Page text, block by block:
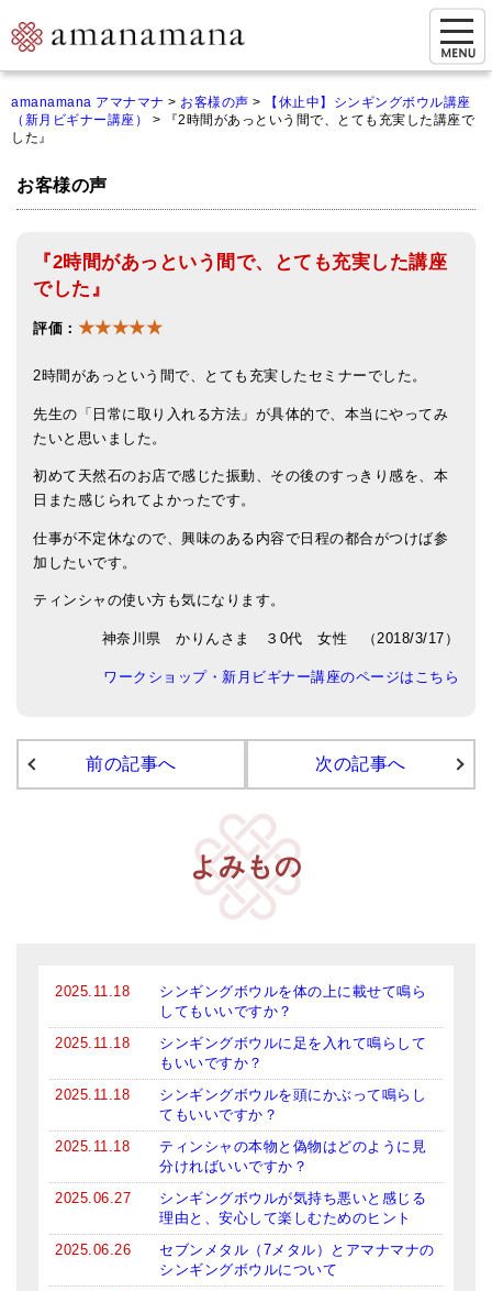
マイページ
ご来店予約（実店舗）
オンライン相談&購入
カートを見る
商品一覧
アマナマナのシンギングボウル
チベット・シンギングボウル
お得なアマナマナ・セット
スティック・マレット・リング（台座）
チベット・真マントラ香
お香定期購入（ラクとくサブスク）
チベット高僧のオラクルカード
ベル＆ドルジェ
シンギングボウル入門本・CD
amanamana アマナマナ > お客様の声 >
【休止中】シンギングボウル講座
（新月ビギナー講座）
>
『2時間があっという間で、とても充実した講座で
した』
お客様の声
『2時間があっという間で、とても充実した講座
でした』
評価： ★★★★★
2時間があっという間で、とても充実したセミナーでした。
先生の「日常に取り入れる方法」が具体的で、本当にやってみ
たいと思いました。
初めて天然石のお店で感じた振動、その後のすっきり感を、本
日また感じられてよかったです。
仕事が不定休なので、興味のある内容で日程の都合がつけば参
加したいです。
ティンシャの使い方も気になります。
神奈川県 かりんさま ３0代 女性 （2018/3/17）
ワークショップ・新月ビギナー講座のページはこちら
前の記事へ 次の記事へ
よみもの
2025.11.18
シンギングボウルを体の上に載せて鳴ら
してもいいですか？
2025.11.18
シンギングボウルに足を入れて鳴らして
もいいですか？
2025.11.18
シンギングボウルを頭にかぶって鳴らし
てもいいですか？
2025.11.18
ティンシャの本物と偽物はどのように見
分ければいいですか？
2025.06.27
シンギングボウルが気持ち悪いと感じる
理由と、安心して楽しむためのヒント
2025.06.26
セブンメタル（7メタル）とアマナマナの
シンギングボウルについて